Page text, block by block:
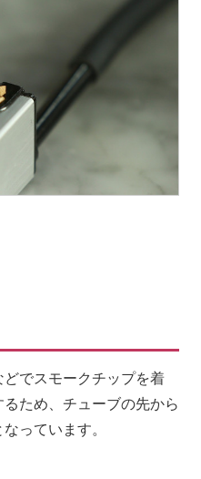
でスモークチップを着
ため、チューブの先から
っています。